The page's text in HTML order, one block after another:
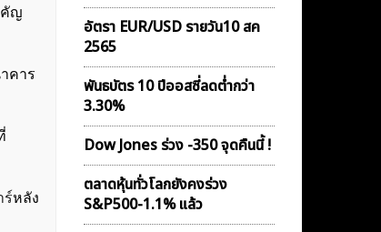
คัญ
คาร
ร์หลัง
อัตรา EUR/USD รายวัน10 สค
2565
พันธบัตร 10 ปีออสซี่ลดต่ำกว่า
3.30%
Dow Jones ร่วง -350 จุดคืนนี้ !
ตลาดหุ้นทั่วโลกยังคงร่วง
S&P500-1.1% แล้ว